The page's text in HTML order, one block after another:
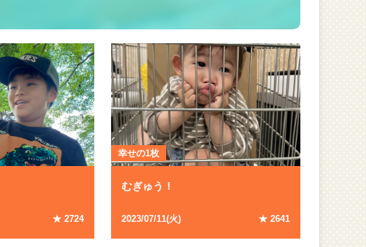
★ 2724
幸せの1枚
むぎゅう！
2023/07/11(火) ★ 2641